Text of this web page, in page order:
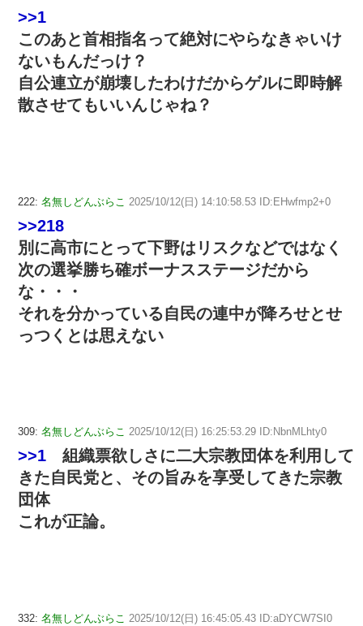
>>1
このあと首相指名って絶対にやらなきゃいけ
ないもんだっけ？
自公連立が崩壊したわけだからゲルに即時解
散させてもいいんじゃね？
222: 名無しどんぶらこ 2025/10/12(日) 14:10:58.53 ID:EHwfmp2+0
>>218
別に高市にとって下野はリスクなどではなく
次の選挙勝ち確ボーナスステージだから
な・・・
それを分かっている自民の連中が降ろせとせ
っつくとは思えない
309: 名無しどんぶらこ 2025/10/12(日) 16:25:53.29 ID:NbnMLhty0
>>1 組織票欲しさに二大宗教団体を利用して
きた自民党と、その旨みを享受してきた宗教
団体
これが正論。
332: 名無しどんぶらこ 2025/10/12(日) 16:45:05.43 ID:aDYCW7SI0